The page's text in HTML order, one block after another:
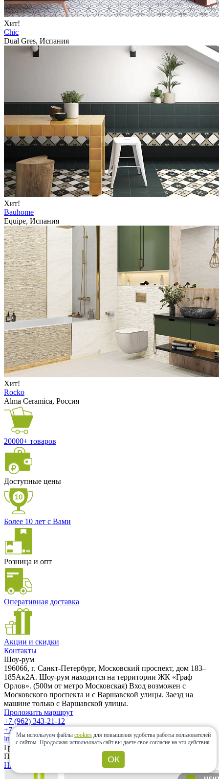
Хит!
Chic
Dual Gres, Испания
Хит!
Bauhome
Equipe, Испания
Хит!
Rocko
Alma Ceramica, Россия
20000+ товаров
Доступные цены
Более 10 лет с Вами
Розница и опт
Оперативная доставка
Акции и скидки
Контакты
Шоу-рум
196066, г. Санкт-Петербург, Московский проспект, дом 183–
185Ак2А. Шоу-рум находится на территории ЖК «Граф
Орлов». (500м от метро Московская) Вход возможен с
Московского проспекта и с Варшавской улицы. Заезд на
машине только с Варшавской улицы.
Проложить маршрут
+7 (962) 343-21-12
+7 (812) 985-58-85
info@ceramic-center.ru
График работы шоу-рума
Понедельник — Воскресенье: с 10.00 до 20.00
Найти шоу-рум быстро
Мы используем файлы cookies для повышения удобства работы пользователей
с сайтом. Продолжая использовать сайт вы даете свое согласие на эти действия.
ОК